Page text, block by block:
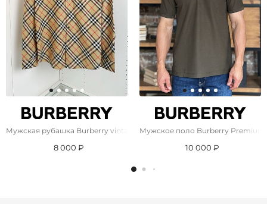
Мужская рубашка Burberry vintage check
8 000 ₽
Мужское поло Burberry Premium
10 000 ₽